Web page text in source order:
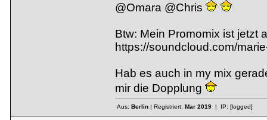
@Omara @Chris
Btw: Mein Promomix ist jetzt
https://soundcloud.com/
Hab es auch in my mix
mir die Dopplung
Aus: Berlin| Registriert: Mar 2019| IP: [logged]